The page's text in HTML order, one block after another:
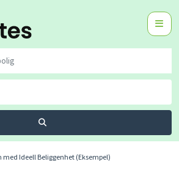
Søk
Ideell Beliggenhet (Eksempel)